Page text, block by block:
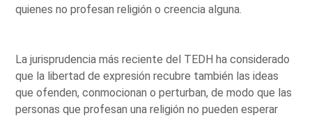
quienes no profesan religión o creencia alguna.
La jurisprudencia más reciente del TEDH ha considerado
que la libertad de expresión recubre también las ideas
que ofenden, conmocionan o perturban, de modo que las
personas que profesan una religión no pueden esperar